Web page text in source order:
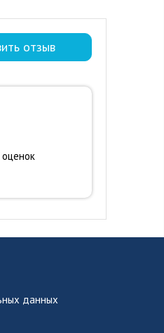
отзыв
оценок
данных